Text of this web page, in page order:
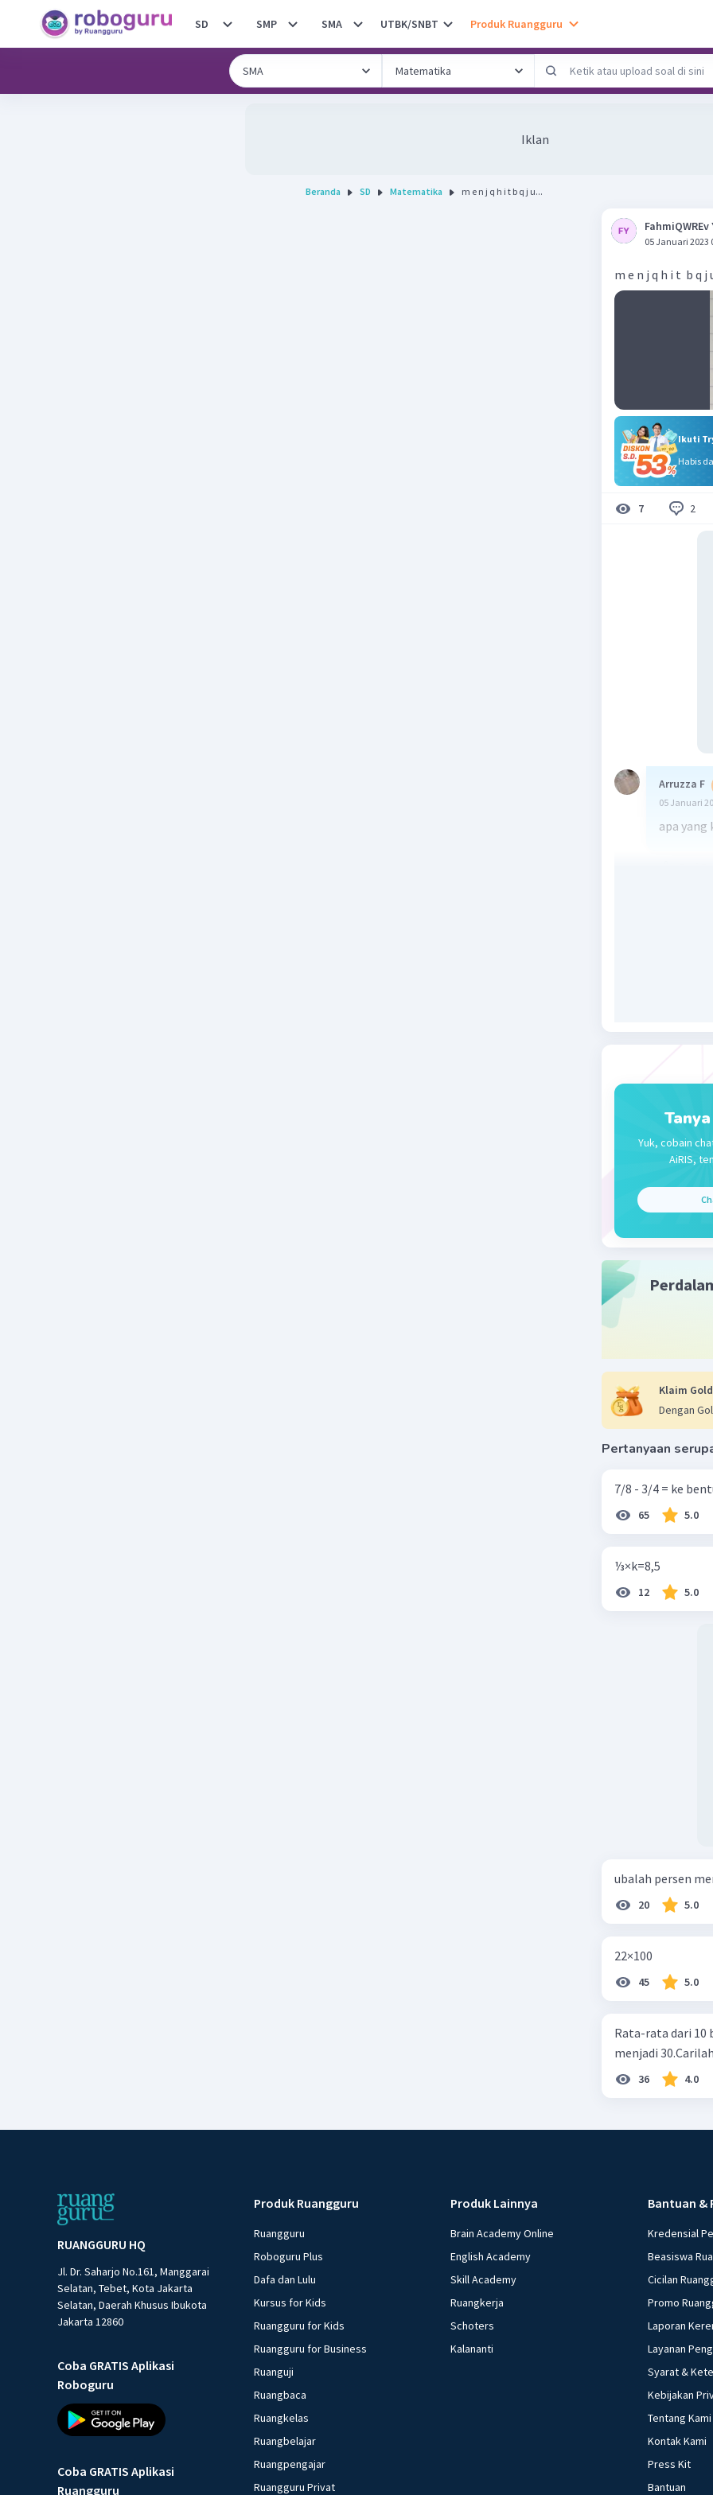
SD SMP SMA UTBK/SNBT Produk Ruangguru
Iklan
Beranda SD Matematika m e n j q h i t b q j u...
FahmiQWREv
05 Januari 2023
m e n j q h i t b q j
Ikuti
Habis
7 2
Arruzza F
05 Januari
apa yang
05 Januari
Beri
Yuk, cobain
AiRIS,
Klaim
Dengan
Pertanyaan
7/8 - 3/4 = ke
65 5.0
⅓×k=8,5
12 5.0
ubalah persen
20 5.0
22×100
45 5.0
Rata-rata dari 10
menjadi
36 4.0
RUANGGURU HQ
Jl. Dr. Saharjo No.161, Manggarai
Selatan, Tebet, Kota Jakarta
Selatan, Daerah Khusus Ibukota
Jakarta 12860
Coba GRATIS Aplikasi
Roboguru
Coba GRATIS Aplikasi
Ruangguru
Produk Ruangguru
Ruangguru
Roboguru Plus
Dafa dan Lulu
Kursus for Kids
Ruangguru for Kids
Ruangguru for Business
Ruanguji
Ruangbaca
Ruangkelas
Ruangbelajar
Ruangpengajar
Ruangguru Privat
Produk Lainnya
Brain Academy Online
English Academy
Skill Academy
Ruangkerja
Schoters
Kalananti
Bantuan &
Kredensial
Beasiswa
Cicilan
Promo
Laporan
Layanan
Syarat &
Kebijakan
Tentang Kami
Kontak Kami
Press Kit
Bantuan